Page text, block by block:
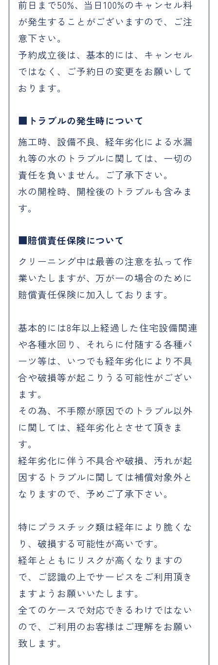
前日まで50%、当日100%のキャンセル料
が発生することがございますので、ご注
意下さい。
予約成立後は、基本的には、キャンセル
ではなく、ご予約日の変更をお願いして
おります。
トラブルの発生時について
施工時、設備不良、経年劣化による水漏
れ等の水のトラブルに関しては、一切の
責任を負いません。ご了承下さい。
水の開栓時、開栓後のトラブルも含みま
す。
賠償責任保険について
クリーニング中は最善の注意を払って作
業いたしますが、万が一の場合のために
賠償責任保険に加入しております。
基本的には8年以上経過した住宅設備関連
や各種水回り、それらに付随する各種パ
ーツ等は、いつでも経年劣化により不具
合や破損等が起こりうる可能性がござい
ます。
その為、不手際が原因でのトラブル以外
に関しては、経年劣化とさせて頂きま
す。
経年劣化に伴う不具合や破損、汚れが起
因するトラブルに関しては補償対象外と
なりますので、予めご了承下さい。
特にプラスチック類は経年により脆くな
り、破損する可能性が高いです。
経年とともにリスクが高くなりますの
で、ご認識の上でサービスをご利用頂き
ますようお願いいたします。
全てのケースで対応できるわけではない
ので、ご利用のお客様はご理解をお願い
致します。